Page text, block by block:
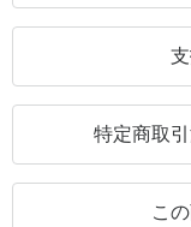
特定商取
こ